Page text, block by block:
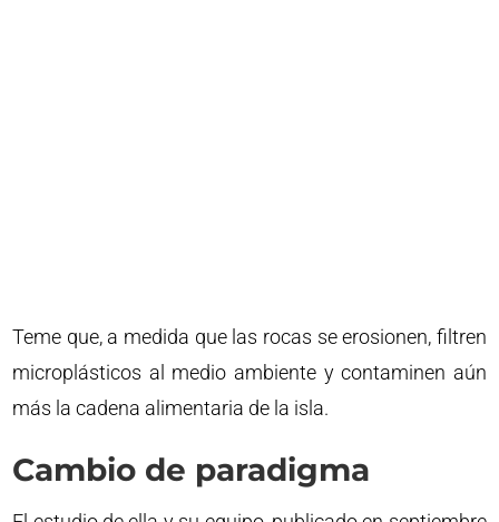
Teme que, a medida que las rocas se erosionen, filtren
microplásticos al medio ambiente y contaminen aún
más la cadena alimentaria de la isla.
Cambio de paradigma